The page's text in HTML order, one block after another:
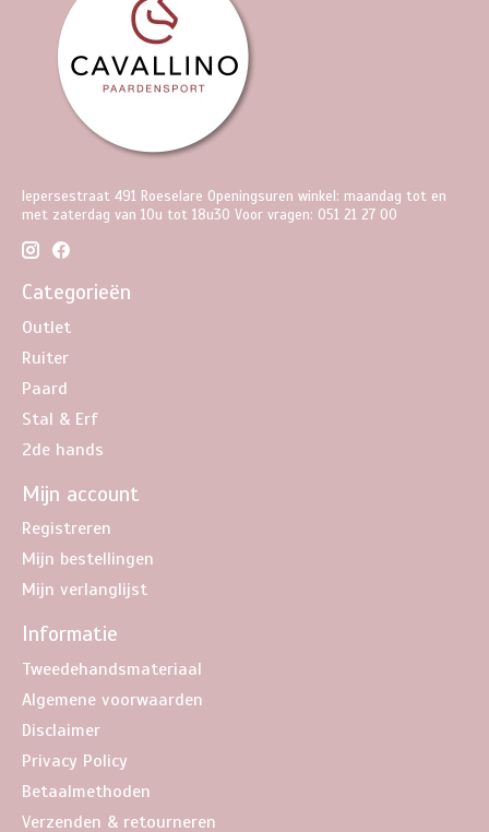
Iepersestraat 491 Roeselare Openingsuren winkel: maandag tot en
met zaterdag van 10u tot 18u30 Voor vragen: 051 21 27 00
Categorieën
Outlet
Ruiter
Paard
Stal & Erf
2de hands
Mijn account
Registreren
Mijn bestellingen
Mijn verlanglijst
Informatie
Tweedehandsmateriaal
Algemene voorwaarden
Disclaimer
Privacy Policy
Betaalmethoden
Verzenden & retourneren